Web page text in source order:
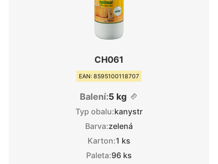
CH061
EAN: 8595100118707
Balení:5 kg
Typ obalu:kanystr
Barva:zelená
Karton:1 ks
Paleta:96 ks